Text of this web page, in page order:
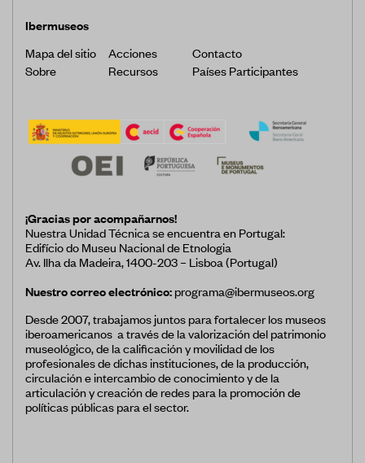
Ibermuseos
Mapa del sitio
Acciones
Contacto
Sobre
Recursos Países Participantes
¡Gracias por acompañarnos!
Nuestra Unidad Técnica se encuentra en Portugal:
Edifício do Museu Nacional de Etnologia
Av. Ilha da Madeira, 1400-203 – Lisboa (Portugal)
Nuestro correo electrónico:programa@ibermuseos.org
Desde 2007, trabajamos juntos para fortalecer los museos
iberoamericanos a través de la valorización del patrimonio
museológico, de la calificación y movilidad de los
profesionales de dichas instituciones, de la producción,
circulación e intercambio de conocimiento y de la
articulación y creación de redes para la promoción de
políticas públicas para el sector.